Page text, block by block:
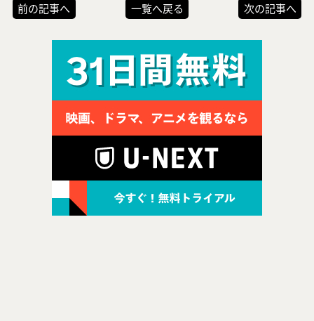
前の記事へ 一覧へ戻る 次の記事へ